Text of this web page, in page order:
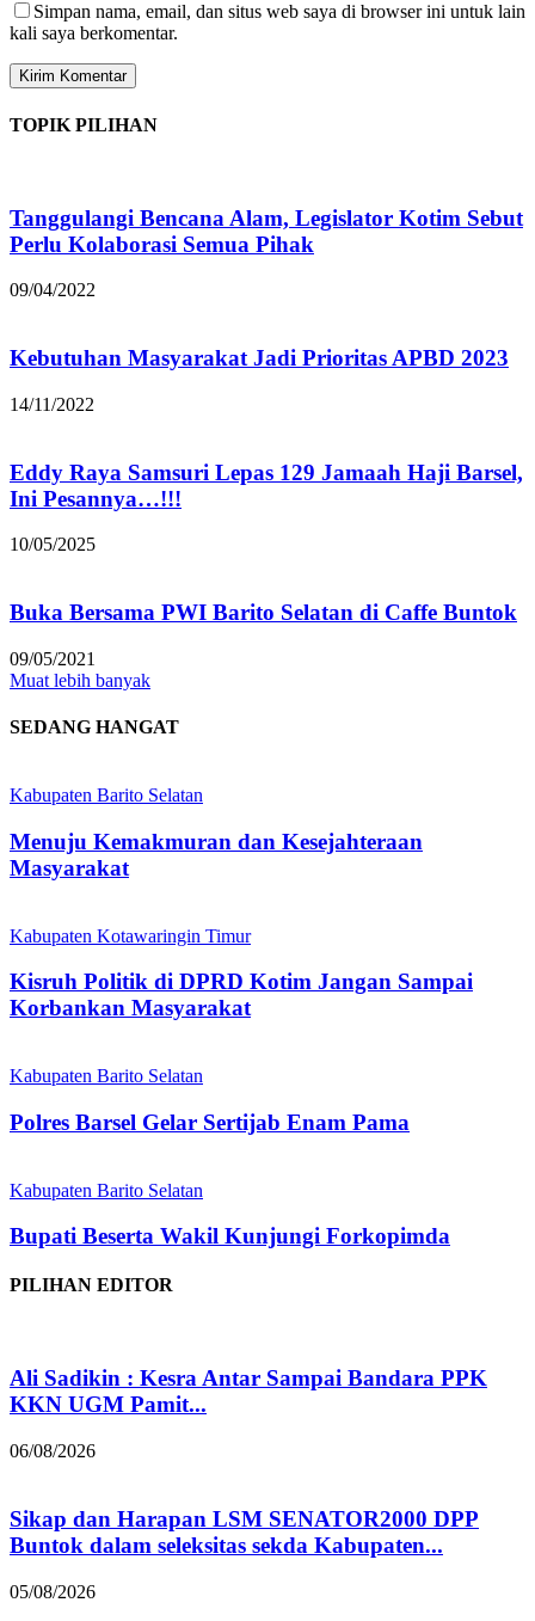
Simpan nama, email, dan situs web saya di browser ini untuk lain
kali saya berkomentar.
TOPIK PILIHAN
Tanggulangi Bencana Alam, Legislator Kotim Sebut
Perlu Kolaborasi Semua Pihak
09/04/2022
Kebutuhan Masyarakat Jadi Prioritas APBD 2023
14/11/2022
Eddy Raya Samsuri Lepas 129 Jamaah Haji Barsel,
Ini Pesannya…!!!
10/05/2025
Buka Bersama PWI Barito Selatan di Caffe Buntok
09/05/2021
Muat lebih banyak
SEDANG HANGAT
Kabupaten Barito Selatan
Menuju Kemakmuran dan Kesejahteraan
Masyarakat
Kabupaten Kotawaringin Timur
Kisruh Politik di DPRD Kotim Jangan Sampai
Korbankan Masyarakat
Kabupaten Barito Selatan
Polres Barsel Gelar Sertijab Enam Pama
Kabupaten Barito Selatan
Bupati Beserta Wakil Kunjungi Forkopimda
PILIHAN EDITOR
Ali Sadikin : Kesra Antar Sampai Bandara PPK
KKN UGM Pamit...
06/08/2026
Sikap dan Harapan LSM SENATOR2000 DPP
Buntok dalam seleksitas sekda Kabupaten...
05/08/2026